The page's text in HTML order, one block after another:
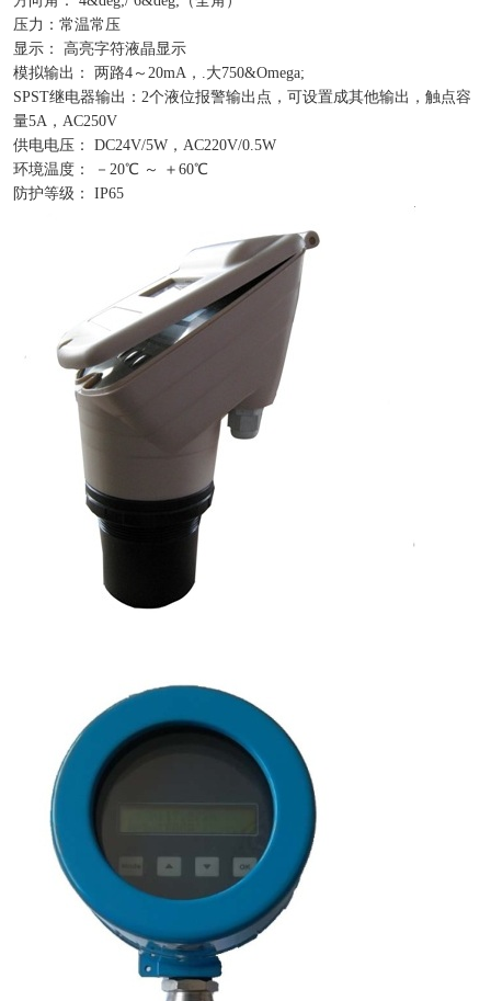
压力：常温常压
显示： 高亮字符液晶显示
模拟输出： 两路4～20mA，.大750&Omega;
SPST继电器输出：2个液位报警输出点，可设置成其他输出，触点容
量5A，AC250V
供电电压： DC24V/5W，AC220V/0.5W
环境温度： －20℃ ～ ＋60℃
防护等级： IP65